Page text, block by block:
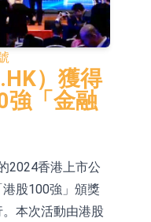
漲20.02%
下跌
東南亞、中東市
美相關認證
福鑫定期開放靈
證券投資基金臨
球半導體芯片產
金臨時停牌
榜前十，卡森國
，九福來
榜前十，拿森科
，辰興發展
鋁水轉化率已
）獲得
強「金融
2024香港上市公
股100強」頒獎
本次活動由港股